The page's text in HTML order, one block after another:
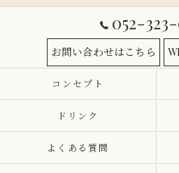
052-
お問い合わせはこちら
コンセプト
ドリンク
よくある質問